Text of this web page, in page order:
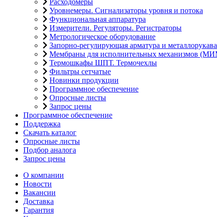
Расходомеры
Уровнемеры. Сигнализаторы уровня и потока
Функциональная аппаратура
Измерители. Регуляторы. Регистраторы
Метрологическое оборудование
Запорно-регулирующая арматура и металлорукава
Мембраны для исполнительных механизмов
Термошкафы ШПТ. Термочехлы
Фильтры сетчатые
Новинки продукции
Программное обеспечение
Опросные листы
Запрос цены
Программное обеспечение
Поддержка
Скачать каталог
Опросные листы
Подбор аналога
Запрос цены
О компании
Новости
Вакансии
Доставка
Гарантия